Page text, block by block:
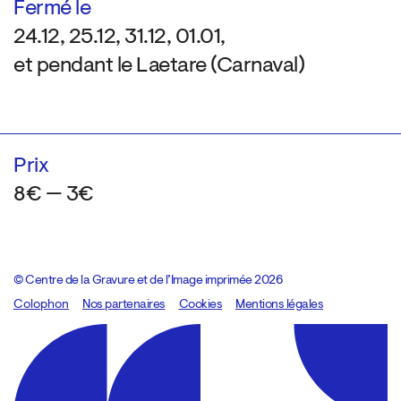
Fermé le
24.12, 25.12, 31.12, 01.01,
et pendant le Laetare (Carnaval)
Prix
8€ — 3€
© Centre de la Gravure et de l’Image imprimée 2026
Colophon
Design:Marcel Kaczmarek, code:8080.studio
Nos partenaires Cookies Mentions légales